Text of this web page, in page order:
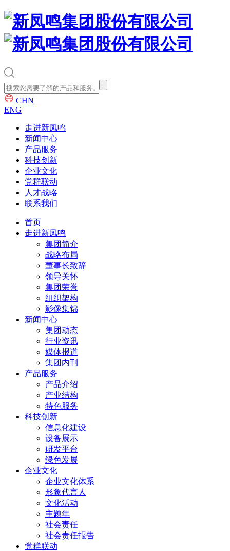
CHN
ENG
走进新凤鸣
新闻中心
产品服务
科技创新
企业文化
党群联动
人才战略
联系我们
首页
走进新凤鸣
集团简介
战略布局
董事长致辞
领导关怀
集团荣誉
组织架构
影像集锦
新闻中心
集团动态
行业资讯
媒体报道
集团内刊
产品服务
产品介绍
产业结构
特色服务
科技创新
信息化建设
设备展示
研发平台
绿色发展
企业文化
企业文化体系
形象代言人
文化活动
主题年
社会责任
社会责任报告
党群联动